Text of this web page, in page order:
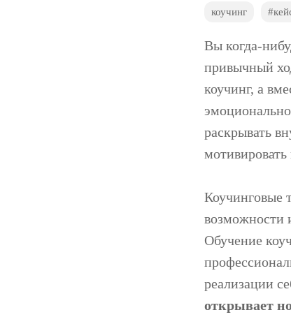
коучинг
Вы когда-
привычный
коучинг, а
раскрывать
Коучинговые
возможности
Обучение
реализации
открывает